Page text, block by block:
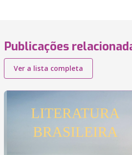
Publicações
Ver a lista completa